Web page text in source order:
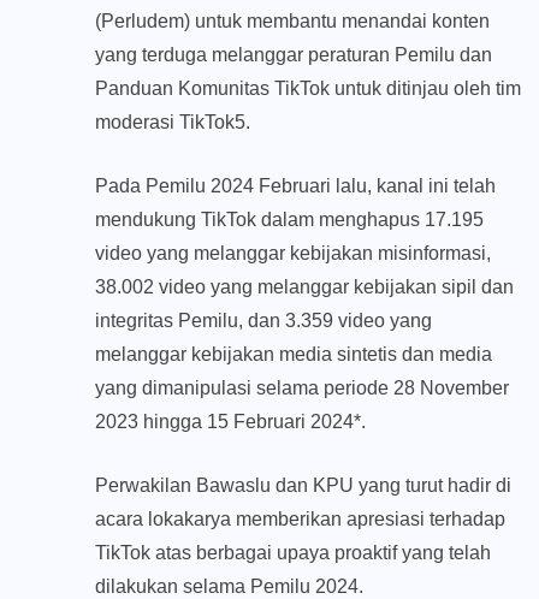
(Perludem) untuk membantu menandai konten
yang terduga melanggar peraturan Pemilu dan
Panduan Komunitas TikTok untuk ditinjau oleh tim
moderasi TikTok5.
Pada Pemilu 2024 Februari lalu, kanal ini telah
mendukung TikTok dalam menghapus 17.195
video yang melanggar kebijakan misinformasi,
38.002 video yang melanggar kebijakan sipil dan
integritas Pemilu, dan 3.359 video yang
melanggar kebijakan media sintetis dan media
yang dimanipulasi selama periode 28 November
2023 hingga 15 Februari 2024*.
Perwakilan Bawaslu dan KPU yang turut hadir di
acara lokakarya memberikan apresiasi terhadap
TikTok atas berbagai upaya proaktif yang telah
dilakukan selama Pemilu 2024.